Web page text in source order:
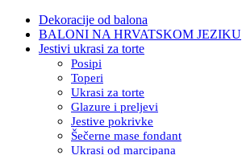
Dekoracije od balona
BALONI NA HRVATSKOM JEZIKU
Jestivi ukrasi za torte
Posipi
Toperi
Ukrasi za torte
Glazure i preljevi
Jestive pokrivke
Šečerne mase fondant
Ukrasi od marcipana